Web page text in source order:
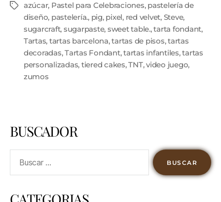
azúcar, Pastel para Celebraciones, pastelería de
diseño, pastelería., pig, pixel, red velvet, Steve,
sugarcraft, sugarpaste, sweet table.,tarta fondant,
Tartas, tartas barcelona,tartas de pisos,tartas
decoradas,Tartas Fondant,tartas infantiles,tartas
personalizadas, tiered cakes,TNT,video juego,
zumos
BUSCADOR